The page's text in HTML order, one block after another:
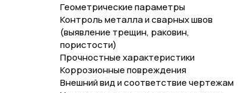
Геометрические параметры
Контроль металла и сварных швов
(выявление трещин, раковин,
пористости)
Прочностные характеристики
Коррозионные повреждения
Внешний вид и соответствие чертежам